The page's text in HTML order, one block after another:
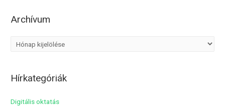
Archívum
hHírkategóriák
Digitális oktatás